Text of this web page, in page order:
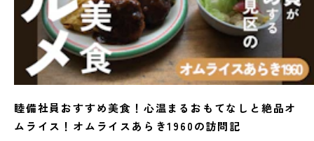
睦備社員おすすめ美食！心温まるおもてなしと絶品オ
ムライス！オムライスあらき1960の訪問記